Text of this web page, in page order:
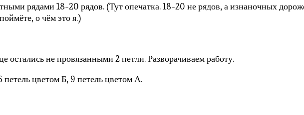
рядами 18-20 рядов. (Тут опечатка. 18-20 не рядов, а изнаночных
о чём это я.)
остались не провязанными 2 петли. Разворачиваем работу.
цветом Б, 9 петель цветом А.